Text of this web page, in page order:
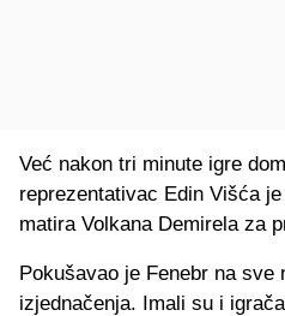
Već nakon tri minute igre
reprezentativac Edin Višća
matira Volkana Demirela za
Pokušavao je Fenebr na sve
izjednačenja. Imali su i